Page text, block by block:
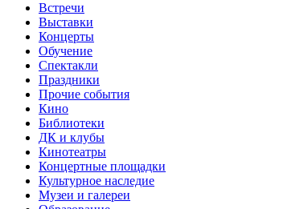
Встречи
Выставки
Концерты
Обучение
Спектакли
Праздники
Прочие события
Кино
Библиотеки
ДК и клубы
Кинотеатры
Концертные площадки
Культурное наследие
Музеи и галереи